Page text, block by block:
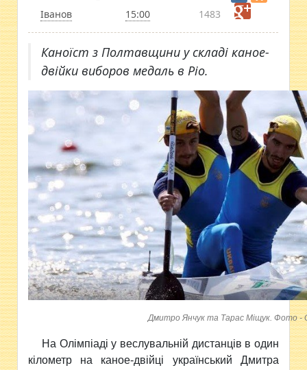
Іванов
15:00
1483
​Каноїст з Полтавщини у складі каное-
двійки виборов медаль в Ріо.
Дмитро Янчук та Тарас Міщук. Фото -
На Олімпіаді у веслувальній дистанців в один
кілометр на каное-двійці український Дмитра